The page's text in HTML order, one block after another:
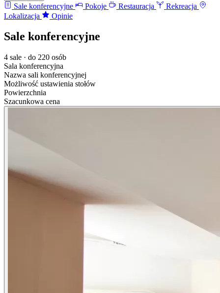
Sale konferencyjne Pokoje Restauracja
Rekreacja
Lokalizacja
Opinie
Sale konferencyjne
4 sale · do 220 osób
Sala konferencyjna
Nazwa sali konferencyjnej
Możliwość ustawienia stołów
Powierzchnia
Szacunkowa cena